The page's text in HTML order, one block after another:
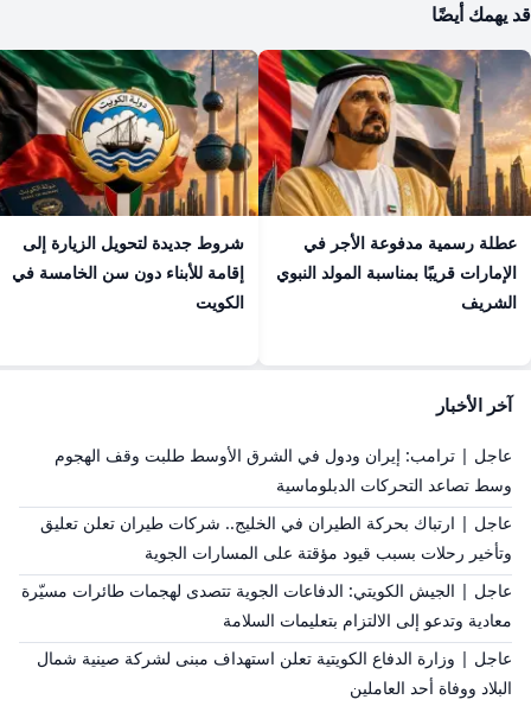
قد يهمك أيضًا
عطلة رسمية مدفوعة الأجر في
الإمارات قريبًا بمناسبة المولد النبوي
الشريف
شروط جديدة لتحويل الزيارة إلى
إقامة للأبناء دون سن الخامسة في
الكويت
آخر الأخبار
عاجل | ترامب: إيران ودول في الشرق الأوسط طلبت وقف الهجوم
وسط تصاعد التحركات الدبلوماسية
عاجل | ارتباك بحركة الطيران في الخليج.. شركات طيران تعلن تعليق
وتأخير رحلات بسبب قيود مؤقتة على المسارات الجوية
عاجل | الجيش الكويتي: الدفاعات الجوية تتصدى لهجمات طائرات مسيّرة
معادية وتدعو إلى الالتزام بتعليمات السلامة
عاجل | وزارة الدفاع الكويتية تعلن استهداف مبنى لشركة صينية شمال
البلاد ووفاة أحد العاملين